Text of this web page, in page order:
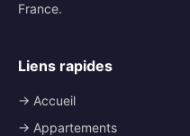
France.
Liens rapides
→ Accueil
→ Appartements